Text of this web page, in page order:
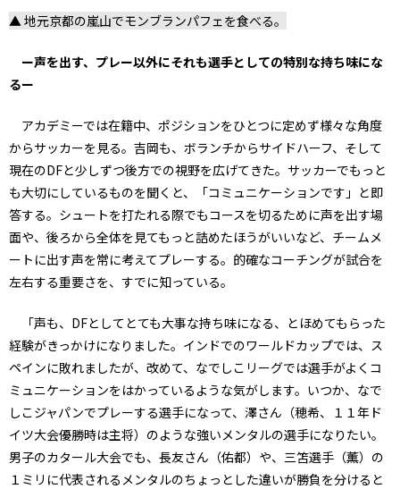
▲ 地元京都の嵐山でモンブランパフェを食べる。
ー声を出す、プレー以外にそれも選手としての特別な持ち味にな
るー
アカデミーでは在籍中、ポジションをひとつに定めず様々な角度
からサッカーを見る。吉岡も、ボランチからサイドハーフ、そして
現在のDFと少しずつ後方での視野を広げてきた。サッカーでもっと
も大切にしているものを聞くと、「コミュニケーションです」と即
答する。シュートを打たれる際でもコースを切るために声を出す場
面や、後ろから全体を見てもっと詰めたほうがいいなど、チームメ
ートに出す声を常に考えてプレーする。的確なコーチングが試合を
左右する重要さを、すでに知っている。
「声も、DFとしてとても大事な持ち味になる、とほめてもらった
経験がきっかけになりました。インドでのワールドカップでは、ス
ペインに敗れましたが、改めて、なでしこリーグでは選手がよくコ
ミュニケーションをはかっているような気がします。いつか、なで
しこジャパンでプレーする選手になって、澤さん（穂希、１１年ド
イツ大会優勝時は主将）のような強いメンタルの選手になりたい。
男子のカタール大会でも、長友さん（佑都）や、三笘選手（薫）の
１ミリに代表されるメンタルのちょっとした違いが勝負を分けると